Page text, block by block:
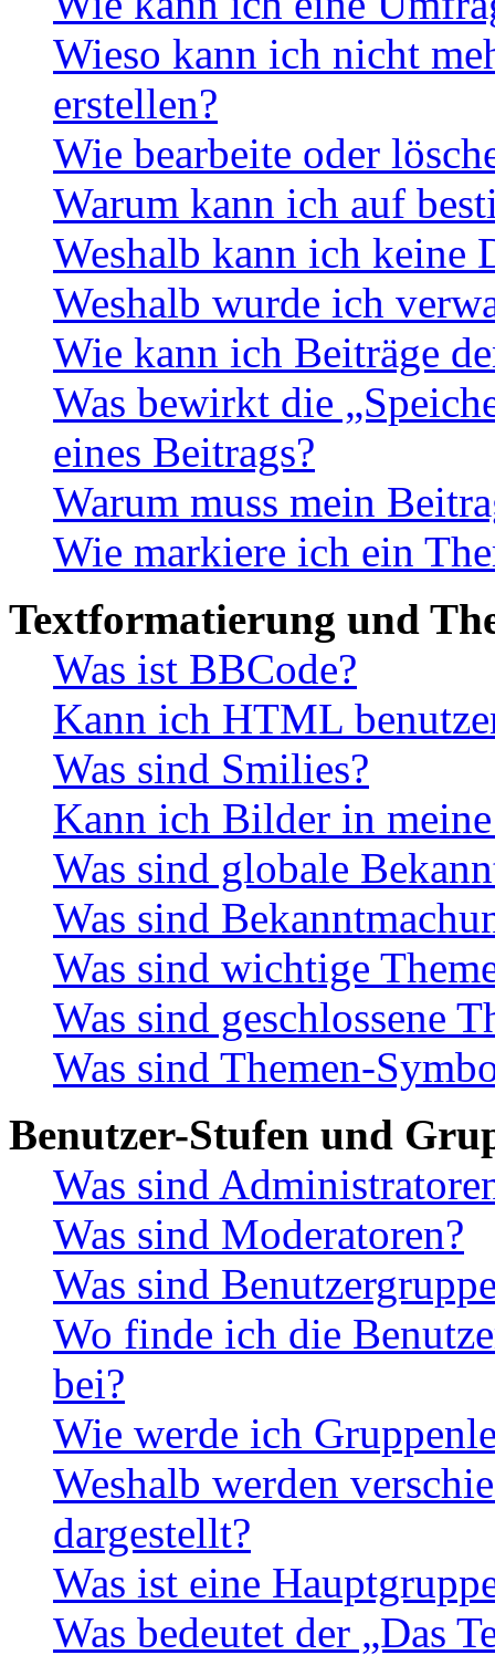
Wieso kann ich nicht
erstellen?
Wie bearbeite oder
Warum kann ich auf
Weshalb kann ich keine
Weshalb wurde ich
Wie kann ich Beiträge
Was bewirkt die
eines Beitrags?
Warum muss mein
Wie markiere ich ein
Textformatierung und
Was ist BBCode?
Kann ich HTML
Was sind Smilies?
Kann ich Bilder in
Was sind globale
Was sind
Was sind wichtige
Was sind geschlossene
Was sind Themen-
Benutzer-Stufen und
Was sind
Was sind Moderatoren?
Was sind
Wo finde ich die
bei?
Wie werde ich
Weshalb werden
dargestellt?
Was ist eine
Was bedeutet der „Das